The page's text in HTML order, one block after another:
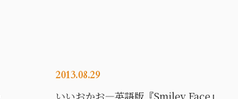
2013.08.29